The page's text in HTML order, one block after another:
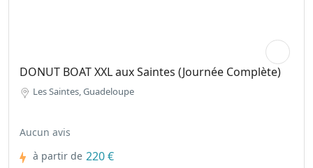
DONUT BOAT XXL aux Saintes (Journée Complète)
Les Saintes, Guadeloupe
Aucun avis
à partir de 220 €